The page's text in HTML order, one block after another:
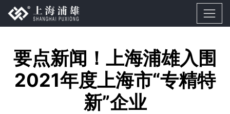
要点新闻！上海浦雄入围
2021年度上海市“专精特
新”企业